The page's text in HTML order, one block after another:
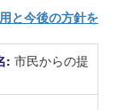
と今後の方針を
: 市民からの提